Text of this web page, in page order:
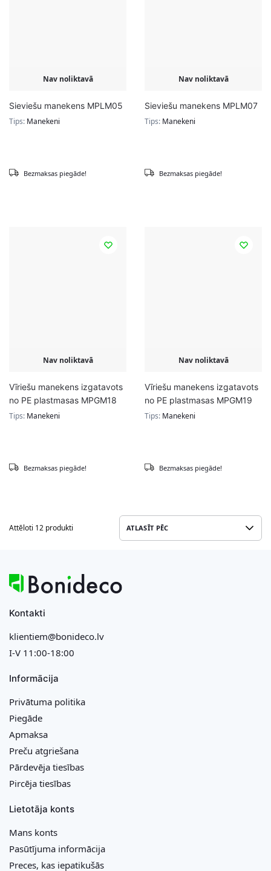
Nav noliktavā
Sieviešu manekens MPLM05
Tips: Manekeni
Bezmaksas piegāde!
Nav noliktavā
Sieviešu manekens MPLM07
Tips: Manekeni
Bezmaksas piegāde!
Nav noliktavā
Vīriešu manekens izgatavots
no PE plastmasas MPGM18
Tips: Manekeni
Bezmaksas piegāde!
Nav noliktavā
Vīriešu manekens izgatavots
no PE plastmasas MPGM19
Tips: Manekeni
Bezmaksas piegāde!
Attēloti 12 produkti
Kontakti
klientiem@bonideco.lv
I-V 11:00-18:00
Informācija
Privātuma politika
Piegāde
Apmaksa
Preču atgriešana
Pārdevēja tiesības
Pircēja tiesības
Lietotāja konts
Mans konts
Pasūtījuma informācija
Preces, kas iepatikušās